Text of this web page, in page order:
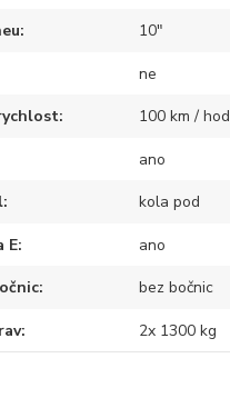
10"
ne
100 km / hod
ano
kola pod
E ano
bez bočnic
2x 1300 kg